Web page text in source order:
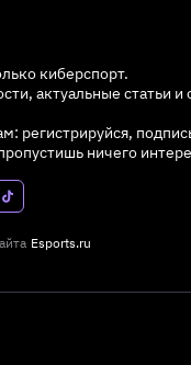
киберспорт.
актуальные статьи и
регистрируйся,
ничего
Esports.ru